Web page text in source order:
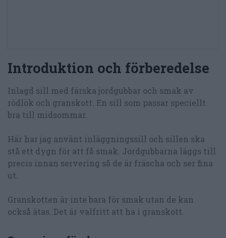
Introduktion och förberedelse
Inlagd sill med färska jordgubbar och smak av
rödlök och granskott. En sill som passar speciellt
bra till midsommar.
Här har jag använt inläggningssill och sillen ska
stå ett dygn för att få smak. Jordgubbarna läggs till
precis innan servering så de är fräscha och ser fina
ut.
Granskotten är inte bara för smak utan de kan
också ätas. Det är valfritt att ha i granskott.